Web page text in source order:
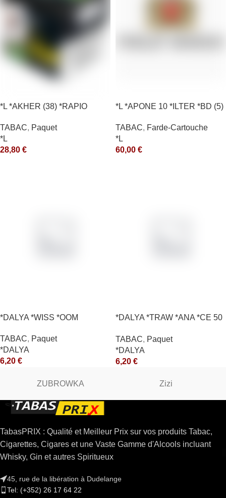
*L *AKHER (38) *RAPIO
TABAC, Paquet
*L
28,80 €
*L *APONE 10 *ILTER *BD (5)
TABAC, Farde-Cartouche
*L
60,00 €
*DALYA *WISS *OOM
TABAC, Paquet
*DALYA
6,20 €
*DALYA *TRAW *ANA *CE 50
TABAC, Paquet
*DALYA
6,20 €
ZUBROWKA Zizi
TabasPRIX : Qualité et Meilleur Prix sur vos produits Tabac,
Cigarettes, Cigares et une Vaste Gamme d'Alcools incluant
Whisky, Gin et autres Spiritueux
45, rue de la libération à Dudelange
Tel: (+352) 26 17 64 22